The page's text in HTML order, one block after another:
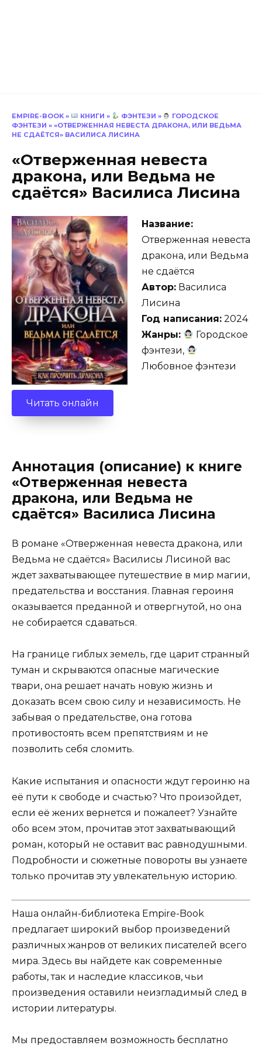
EMPIRE-BOOK » КНИГИ » ФЭНТЕЗИ »
ГОРОДСКОЕ
ФЭНТЕЗИ » «ОТВЕРЖЕННАЯ НЕВЕСТА ДРАКОНА, ИЛИ ВЕДЬМА
НЕ СДАЁТСЯ» ВАСИЛИСА ЛИСИНА
«Отверженная невеста
дракона, или Ведьма не
сдаётся» Василиса Лисина
Название:
Отверженная невеста
дракона, или Ведьма
не сдаётся
Автор: Василиса
Лисина
Год написания: 2024
Жанры:
Городское
фэнтези,
Любовное фэнтези
Читать онлайн
Аннотация (описание) к книге
«Отверженная невеста
дракона, или Ведьма не
сдаётся» Василиса Лисина
В романе «Отверженная невеста дракона, или
Ведьма не сдаётся» Василисы Лисиной вас
ждет захватывающее путешествие в мир магии,
предательства и восстания. Главная героиня
оказывается преданной и отвергнутой, но она
не собирается сдаваться.
На границе гиблых земель, где царит странный
туман и скрываются опасные магические
твари, она решает начать новую жизнь и
доказать всем свою силу и независимость. Не
забывая о предательстве, она готова
противостоять всем препятствиям и не
позволить себя сломить.
Какие испытания и опасности ждут героиню на
её пути к свободе и счастью? Что произойдет,
если её жених вернется и пожалеет? Узнайте
обо всем этом, прочитав этот захватывающий
роман, который не оставит вас равнодушными.
Подробности и сюжетные повороты вы узнаете
только прочитав эту увлекательную историю.
Наша онлайн-библиотека Empire-Book
предлагает широкий выбор произведений
различных жанров от великих писателей всего
мира. Здесь вы найдете как современные
работы, так и наследие классиков, чьи
произведения оставили неизгладимый след в
истории литературы.
Мы предоставляем возможность бесплатно